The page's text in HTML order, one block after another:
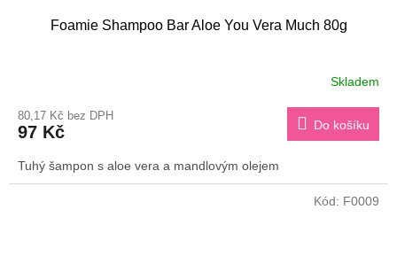
Foamie Shampoo Bar Aloe You Vera Much 80g
Skladem
80,17 Kč bez DPH
97 Kč Do košíku
Tuhý šampon s aloe vera a mandlovým olejem
Kód: F0009